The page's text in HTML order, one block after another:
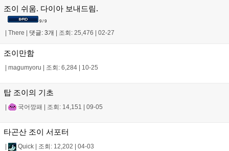
조이 쉬움. 다이아 보내드림.
9 / 9
There 댓글: 3개 조회: 25,476 02-27
조이만함
magumyoru 조회: 6,284 10-25
탑 조이의 기초
국어깡패 조회: 14,151 09-05
타곤산 조이 서포터
Quick 조회: 12,202 04-03